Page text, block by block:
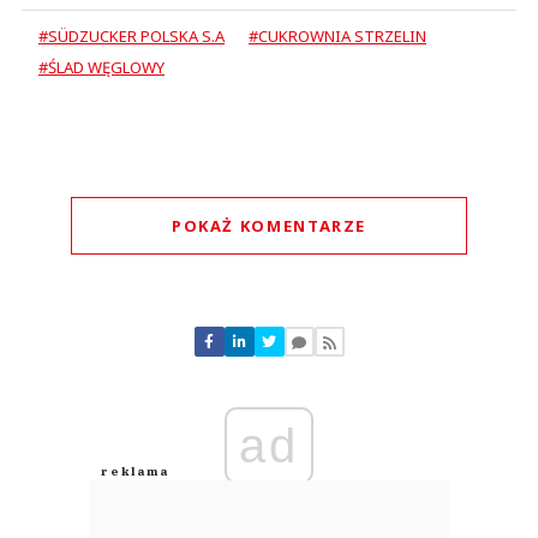
#SÜDZUCKER POLSKA S.A
#CUKROWNIA STRZELIN
#ŚLAD WĘGLOWY
POKAŻ KOMENTARZE
Nie znaleziono komentarzy
Zostaw swoje komentarze
Anuluj
ad